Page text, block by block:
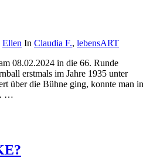
Ellen In Claudia F., lebensART
08.02.2024 in die 66. Runde
erstmals im Jahre 1935 unter
über die Bühne ging, konnte man in
…